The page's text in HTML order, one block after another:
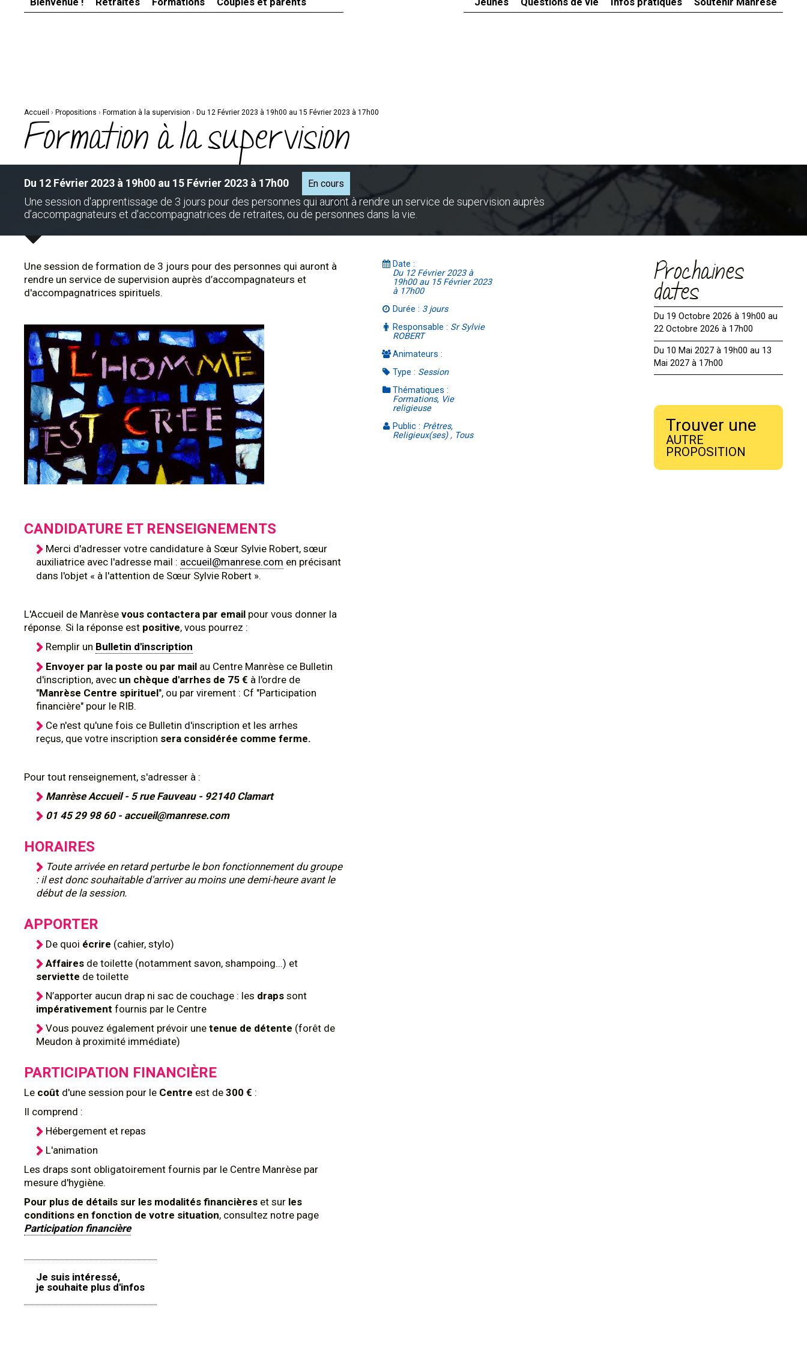
Accueil › Propositions › Formation à la supervision › Du 12 Février 2023 à 19h00 au 15 Février 2023 à 17h00
Formation à la supervision
Du 12 Février 2023 à 19h00 au 15 Février 2023 à 17h00 En cours
Une session d'apprentissage de 3 jours pour des personnes qui auront à rendre un service de supervision auprès
d’accompagnateurs et d'accompagnatrices de retraites, ou de personnes dans la vie.
Une session de formation de 3 jours pour des personnes qui auront à
rendre un service de supervision auprès d’accompagnateurs et
d'accompagnatrices spirituels.
CANDIDATURE ET RENSEIGNEMENTS
Merci d'adresser votre candidature à Sœur Sylvie Robert, sœur
auxiliatrice avec l'adresse mail : accueil@manrese.com en précisant
dans l'objet « à l'attention de Sœur Sylvie Robert ».
L'Accueil de Manrèse vous contactera par email pour vous donner la
réponse. Si la réponse est positive, vous pourrez :
Remplir un Bulletin d'inscription
Envoyer par la poste ou par mail au Centre Manrèse ce Bulletin
d'inscription, avec un chèque d'arrhes de 75 € à l'ordre de
"Manrèse Centre spirituel", ou par virement : Cf "Participation
financière" pour le RIB.
Ce n'est qu'une fois ce Bulletin d'inscription et les arrhes
reçus, que votre inscription sera considérée comme ferme.
Pour tout renseignement, s'adresser à :
Manrèse Accueil - 5 rue Fauveau - 92140 Clamart
01 45 29 98 60 - accueil@manrese.com
HORAIRES
Toute arrivée en retard perturbe le bon fonctionnement du groupe
: il est donc souhaitable d'arriver au moins une demi-heure avant le
début de la session.
APPORTER
De quoi écrire (cahier, stylo)
Affaires de toilette (notamment savon, shampoing...) et
serviette de toilette
N’apporter aucun drap ni sac de couchage : les draps sont
impérativement fournis par le Centre
Vous pouvez également prévoir une tenue de détente (forêt de
Meudon à proximité immédiate)
PARTICIPATION FINANCIÈRE
Le coût d'une session pour le Centre est de 300 € :
Il comprend :
Hébergement et repas
L'animation
Les draps sont obligatoirement fournis par le Centre Manrèse par
mesure d'hygiène.
Pour plus de détails sur les modalités financières et sur les
conditions en fonction de votre situation, consultez notre page
Participation financière
Je suis intéressé,
je souhaite plus d'infos
Date :
Du 12 Février 2023 à
19h00 au 15 Février 2023
à 17h00
Durée : 3 jours
Responsable : Sr Sylvie
ROBERT
Animateurs :
Type : Session
Thématiques :
Formations, Vie
religieuse
Public : Prêtres,
Religieux(ses) , Tous
Prochaines
dates
Du 19 Octobre 2026 à 19h00 au
22 Octobre 2026 à 17h00
Du 10 Mai 2027 à 19h00 au 13
Mai 2027 à 17h00
Trouver une
AUTRE
PROPOSITION